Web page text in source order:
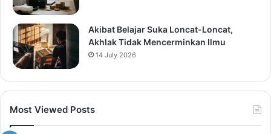
Akibat Belajar Suka Loncat-Loncat,
Akhlak Tidak Mencerminkan Ilmu
14 July 2026
Most Viewed Posts